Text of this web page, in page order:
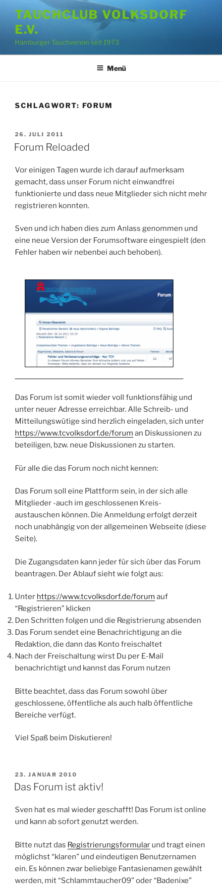
Inhalt
springen
TAUCHCLUB VOLKSDORF
E.V.
Hamburger Tauchverein seit 1973
Menü
SCHLAGWORT: FORUM
VERÖFFENTLICHT
AM
26. JULI 2011
Forum Reloaded
Vor einigen Tagen wurde ich darauf aufmerksam
gemacht, dass unser Forum nicht einwandfrei
funktionierte und dass neue Mitglieder sich nicht mehr
registrieren konnten.
Sven und ich haben dies zum Anlass genommen und
eine neue Version der Forumsoftware eingespielt (den
Fehler haben wir nebenbei auch behoben).
Das Forum ist somit wieder voll funktionsfähig und
unter neuer Adresse erreichbar. Alle Schreib- und
Mitteilungswütige sind herzlich eingeladen, sich unter
https://www.tcvolksdorf.de/forum an Diskussionen zu
beteiligen, bzw. neue Diskussionen zu starten.
Für alle die das Forum noch nicht kennen:
Das Forum soll eine Plattform sein, in der sich alle
Mitglieder -auch im geschlossenen Kreis-
austauschen können. Die Anmeldung erfolgt derzeit
noch unabhängig von der allgemeinen Webseite (diese
Seite).
Die Zugangsdaten kann jeder für sich über das Forum
beantragen. Der Ablauf sieht wie folgt aus:
Unter https://www.tcvolksdorf.de/forum auf
“Registrieren” klicken
Den Schritten folgen und die Registrierung absenden
Das Forum sendet eine Benachrichtigung an die
Redaktion, die dann das Konto freischaltet
Nach der Freischaltung wirst Du per E-Mail
benachrichtigt und kannst das Forum nutzen
Bitte beachtet, dass das Forum sowohl über
geschlossene, öffentliche als auch halb öffentliche
Bereiche verfügt.
Viel Spaß beim Diskutieren!
VERÖFFENTLICHT
AM
23. JANUAR 2010
Das Forum ist aktiv!
Sven hat es mal wieder geschafft! Das Forum ist online
und kann ab sofort genutzt werden.
Bitte nutzt das Registrierungsformular und tragt einen
möglichst “klaren” und eindeutigen Benutzernamen
ein. Es können zwar beliebige Fantasienamen gewählt
werden, mit “Schlammtaucher09” oder “Badenixe”